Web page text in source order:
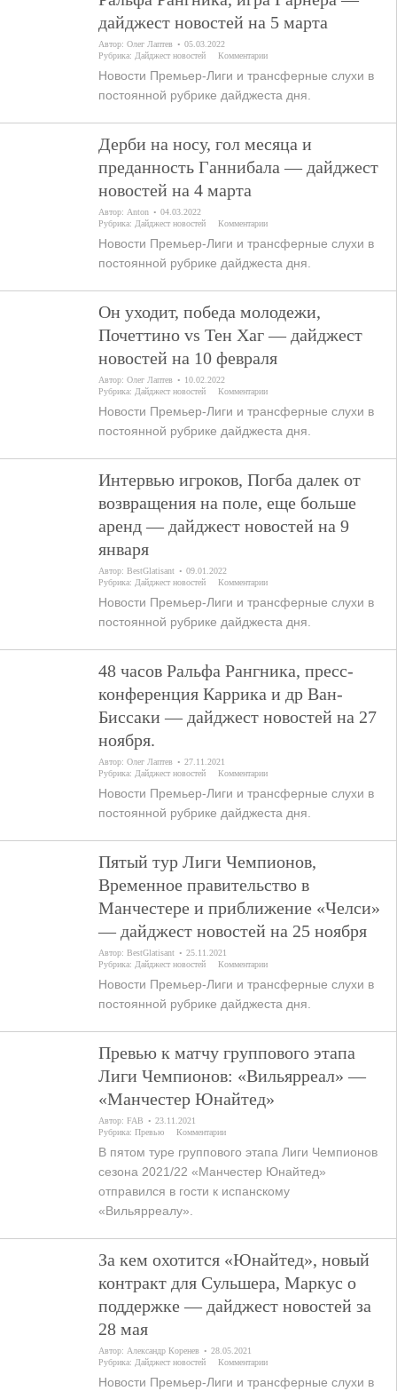
дайджест новостей на 5 марта
Автор:Олег Лаптев
05.03.2022
Рубрика: Дайджест новостей Комментарии
Новости Премьер-Лиги и трансферные слухи в
постоянной рубрике дайджеста дня.
Дерби на носу, гол месяца и
преданность Ганнибала — дайджест
новостей на 4 марта
Автор: Anton
04.03.2022
Рубрика: Дайджест новостей Комментарии
Новости Премьер-Лиги и трансферные слухи в
постоянной рубрике дайджеста дня.
Он уходит, победа молодежи,
Почеттино vs Тен Хаг — дайджест
новостей на 10 февраля
Автор:Олег Лаптев
10.02.2022
Рубрика: Дайджест новостей Комментарии
Новости Премьер-Лиги и трансферные слухи в
постоянной рубрике дайджеста дня.
Интервью игроков, Погба далек от
возвращения на поле, еще больше
аренд — дайджест новостей на 9
января
Автор:BestGlatisant
09.01.2022
Рубрика: Дайджест новостей Комментарии
Новости Премьер-Лиги и трансферные слухи в
постоянной рубрике дайджеста дня.
48 часов Ральфа Рангника, пресс-
конференция Каррика и др Ван-
Биссаки — дайджест новостей на 27
ноября.
Автор:Олег Лаптев
27.11.2021
Рубрика: Дайджест новостей Комментарии
Новости Премьер-Лиги и трансферные слухи в
постоянной рубрике дайджеста дня.
Пятый тур Лиги Чемпионов,
Временное правительство в
Манчестере и приближение «Челси»
— дайджест новостей на 25 ноября
Автор:BestGlatisant
25.11.2021
Рубрика: Дайджест новостей Комментарии
Новости Премьер-Лиги и трансферные слухи в
постоянной рубрике дайджеста дня.
Превью к матчу группового этапа
Лиги Чемпионов: «Вильярреал» —
«Манчестер Юнайтед»
Автор:FAB
23.11.2021
Рубрика:Превью Комментарии
В пятом туре группового этапа Лиги Чемпионов
сезона 2021/22 «Манчестер Юнайтед»
отправился в гости к испанскому
«Вильярреалу».
За кем охотится «Юнайтед», новый
контракт для Сульшера, Маркус о
поддержке — дайджест новостей за
28 мая
Автор: Александр Коренев
28.05.2021
Рубрика: Дайджест новостей Комментарии
Новости Премьер-Лиги и трансферные слухи в